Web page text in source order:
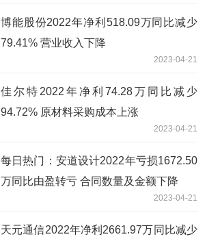
博能股份2022年净利518.09万同比减少
79.41% 营业收入下降
2023-04-21
佳尔特2022年净利74.28万同比减少
94.72% 原材料采购成本上涨
2023-04-21
每日热门：安道设计2022年亏损1672.50
万同比由盈转亏 合同数量及金额下降
2023-04-21
天元通信2022年净利2661.97万同比减少